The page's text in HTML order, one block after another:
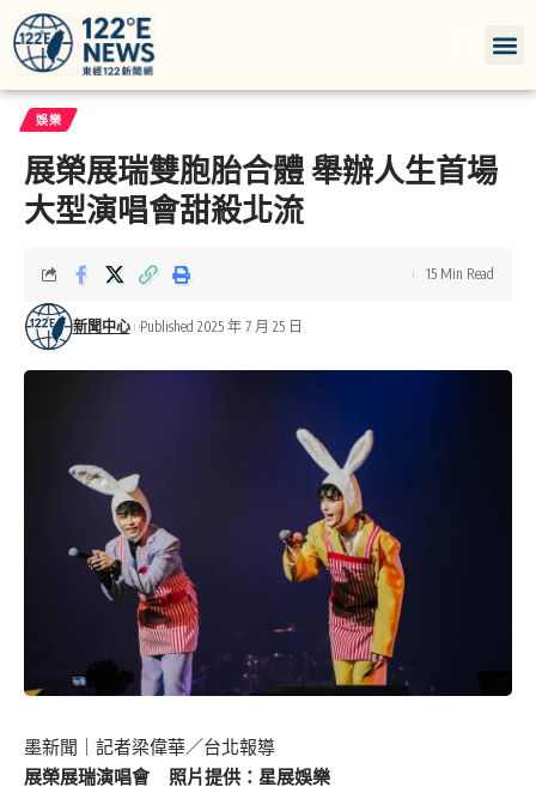
娛樂
展榮展瑞雙胞胎合體 舉辦人生首場
大型演唱會甜殺北流
新聞中心 Published 2025 年 7 月 25 日
15 Min Read
墨新聞 ｜記者梁偉華／台北報導
展榮展瑞演唱會 照片提供：星展娛樂